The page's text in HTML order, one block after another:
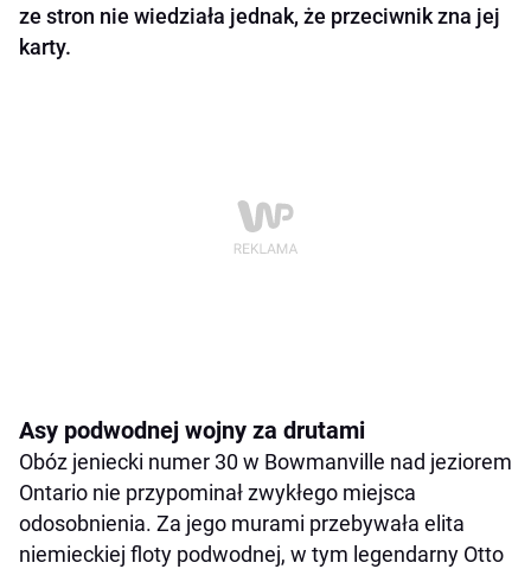
ze stron nie wiedziała jednak, że przeciwnik zna jej
karty.
Asy podwodnej wojny za drutami
Obóz jeniecki numer 30 w Bowmanville nad jeziorem
Ontario nie przypominał zwykłego miejsca
odosobnienia. Za jego murami przebywała elita
niemieckiej floty podwodnej, w tym legendarny Otto